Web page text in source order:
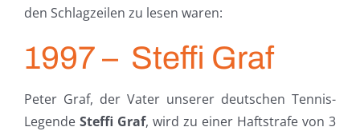
den Schlagzeilen zu lesen waren:
1997 – Steffi Graf
Peter Graf, der Vater unserer deutschen Tennis-
Legende Steffi Graf, wird zu einer Haftstrafe von 3